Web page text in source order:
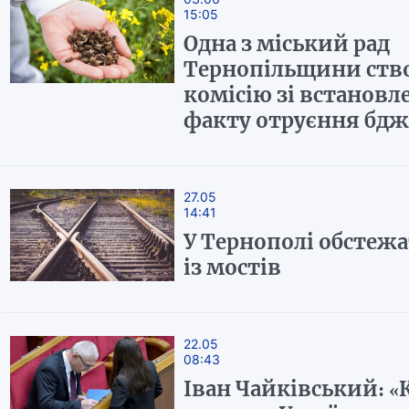
15:05
Одна з міський рад
Тернопільщини
комісію зі
факту отруєння
27.05
14:41
У Тернополі
із мостів
22.05
08:43
Іван Чайківський: